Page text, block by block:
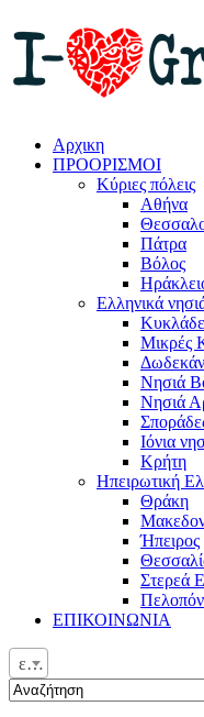
Αρχικη
ΠΡΟΟΡΙΣΜΟΙ
Κύριες πόλεις
Αθήνα
Πάτρα
Βόλος
Ελληνικά
Μικρές
Νησιά
Νησιά
Ιόνια
Κρήτη
Ηπειρωτική
Θράκη
Ήπειρος
Στερεά
ΕΠΙΚΟΙΝΩΝΙΑ
ελ